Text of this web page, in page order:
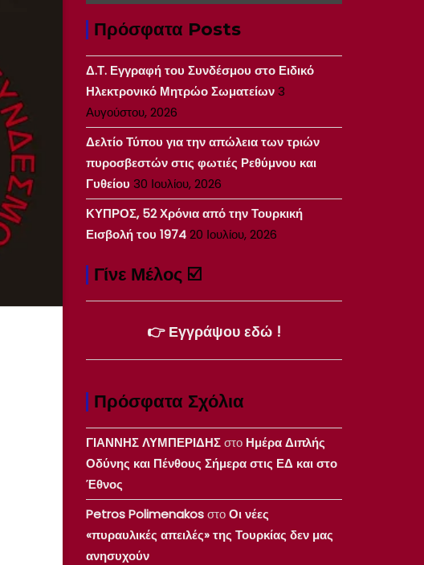
Πρόσφατα Posts
Δ.Τ. Εγγραφή του Συνδέσμου στο Ειδικό
Ηλεκτρονικό Μητρώο Σωματείων3
Αυγούστου, 2026
Δελτίο Τύπου για την απώλεια των τριών
πυροσβεστών στις φωτιές Ρεθύμνου και
Γυθείου 30 Ιουλίου, 2026
ΚΥΠΡΟΣ, 52 Χρόνια από την Τουρκική
Εισβολή του 197420 Ιουλίου, 2026
Γίνε Μέλος ☑️
👉 Εγγράψου εδώ !
Πρόσφατα Σχόλια
ΓΙΑΝΝΗΣ ΛΥΜΠΕΡΙΔΗΣστο Ημέρα Διπλής
Οδύνης και Πένθους Σήμερα στις ΕΔ και στο
Έθνος
Petros PolimenakosστοΟι νέες
«πυραυλικές απειλές» της Τουρκίας δεν μας
ανησυχούν